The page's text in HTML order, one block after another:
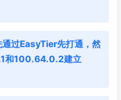
过EasyTier先打通，然
和100.64.0.2建立